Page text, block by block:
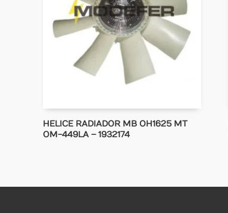
HELICE RADIADOR MB OH1625 MT
OM-449LA – 1932174